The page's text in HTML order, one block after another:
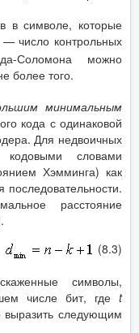
в символе, которые
—число контрольных
Соломона можно
более того.
минимальным
кода с одинаковой
Для недвоичных
словами
Хэмминга) как
расстояние
(8.3)
символы,
числе бит, гдеt
следующим